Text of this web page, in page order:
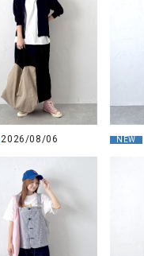
ILIMA（イリマ）
2026/08/06 NEW